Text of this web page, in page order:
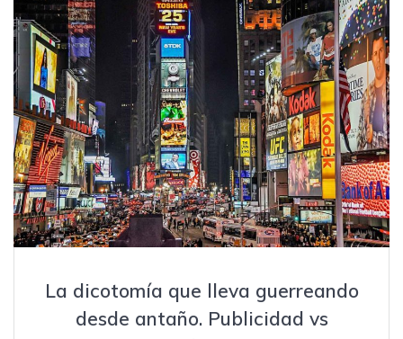
La dicotomía que lleva guerreando
desde antaño. Publicidad vs